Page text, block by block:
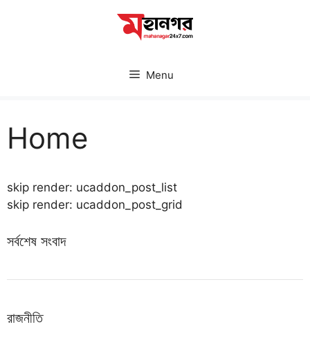
Menu
Home
skip render: ucaddon_post_list
skip render: ucaddon_post_grid
সর্বশেষ সংবাদ
রাজনীতি